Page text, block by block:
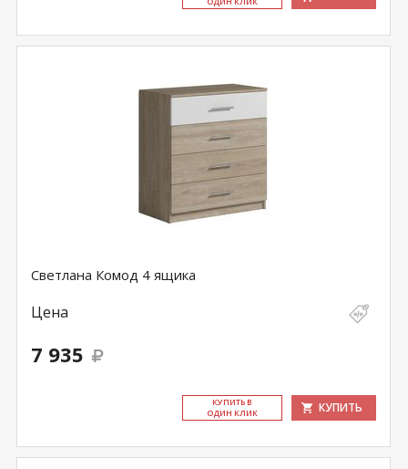
Светлана Комод 4 ящика
Цена
7 935
КУ­ПИТЬ В
ОДИН КЛИК
КУПИТЬ